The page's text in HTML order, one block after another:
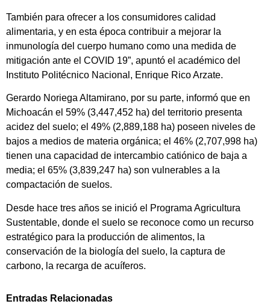
También para ofrecer a los consumidores calidad
alimentaria, y en esta época contribuir a mejorar la
inmunología del cuerpo humano como una medida de
mitigación ante el COVID 19”, apuntó el académico del
Instituto Politécnico Nacional, Enrique Rico Arzate.
Gerardo Noriega Altamirano, por su parte, informó que en
Michoacán el 59% (3,447,452 ha) del territorio presenta
acidez del suelo; el 49% (2,889,188 ha) poseen niveles de
bajos a medios de materia orgánica; el 46% (2,707,998 ha)
tienen una capacidad de intercambio catiónico de baja a
media; el 65% (3,839,247 ha) son vulnerables a la
compactación de suelos.
Desde hace tres años se inició el Programa Agricultura
Sustentable, donde el suelo se reconoce como un recurso
estratégico para la producción de alimentos, la
conservación de la biología del suelo, la captura de
carbono, la recarga de acuíferos.
Entradas Relacionadas